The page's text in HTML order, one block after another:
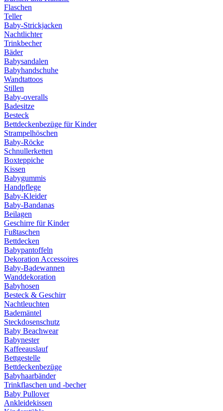
Flaschen
Teller
Baby-Strickjacken
Nachtlichter
Trinkbecher
Bäder
Babysandalen
Babyhandschuhe
Wandtattoos
Stillen
Baby-overalls
Badesitze
Besteck
Bettdeckenbezüge für Kinder
Strampelhöschen
Baby-Röcke
Schnullerketten
Boxteppiche
Kissen
Babygummis
Handpflege
Baby-Kleider
Baby-Bandanas
Beilagen
Geschirre für Kinder
Fußtaschen
Bettdecken
Babypantoffeln
Dekoration Accessoires
Baby-Badewannen
Wanddekoration
Babyhosen
Besteck & Geschirr
Nachtleuchten
Bademäntel
Steckdosenschutz
Baby Beachwear
Babynester
Kaffeeauslauf
Bettgestelle
Bettdeckenbezüge
Babyhaarbänder
Trinkflaschen und -becher
Baby Pullover
Ankleidekissen